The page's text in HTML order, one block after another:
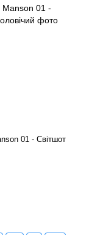
01 - Світшот